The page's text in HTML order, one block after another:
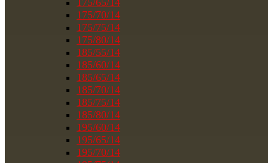
175/65/14
175/70/14
175/75/14
175/80/14
185/55/14
185/60/14
185/65/14
185/70/14
185/75/14
185/80/14
195/60/14
195/65/14
195/70/14